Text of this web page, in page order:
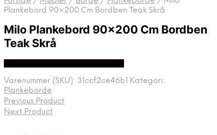
Plankebord 90×200 Cm Bordben Teak Skrå
Milo Plankebord 90×200 Cm Bordben
Teak Skrå
Varenummer (SKU): 31ccf2ce46b1 Kategori:
Plankeborde
Previous Product
Next Product